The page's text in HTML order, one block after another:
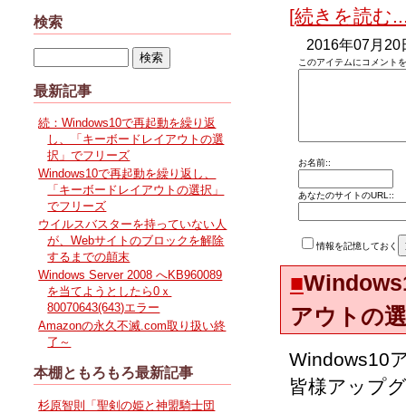
[続きを読む
2016年07月
このアイテムにコメント
お名前::
あなたのサイトのURL::
情報を記憶しておく
■
アウトの
Windows10
皆様アップ
検索
最新記事
続：Windows10で再起動を繰り返
し、「キーボードレイアウトの選
択」でフリーズ
Windows10で再起動を繰り返し、
「キーボードレイアウトの選択」
でフリーズ
ウイルスバスターを持っていない人
が、Webサイトのブロックを解除
するまでの顛末
Windows Server 2008 へKB960089
を当てようとしたら0ｘ
80070643(643)エラー
Amazonの永久不滅.com取り扱い終
了～
本棚ともろもろ最新記事
杉原智則「聖剣の姫と神盟騎士団